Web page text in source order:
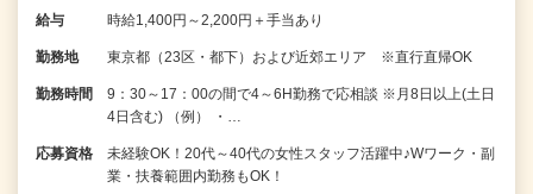
給与 時給1,400円～2,200円＋手当あり
勤務地 東京都（23区・都下）および近郊エリア ※直行直帰OK
勤務時間
9：30～17：00の間で4～6H勤務で応相談 ※月8日以上(土日
4日含む) （例） ・…
応募資格
未経験OK！20代～40代の女性スタッフ活躍中♪Wワーク・副
業・扶養範囲内勤務もOK！